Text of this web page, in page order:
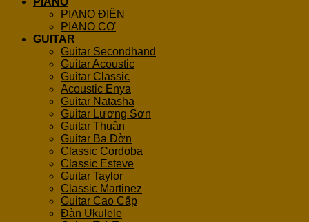
PIANO ĐIỆN
PIANO CƠ
GUITAR
Guitar Secondhand
Guitar Acoustic
Guitar Classic
Acoustic Enya
Guitar Natasha
Guitar Lương Sơn
Guitar Thuận
Guitar Ba Đờn
Classic Cordoba
Classic Esteve
Guitar Taylor
Classic Martinez
Guitar Cao Cấp
Đàn Ukulele